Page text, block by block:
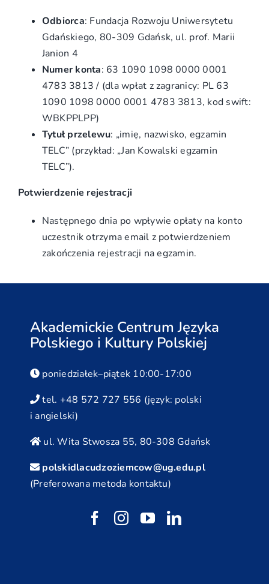
Odbiorca: Fundacja Rozwoju Uniwersytetu
Gdańskiego, 80-309 Gdańsk, ul. prof. Marii
Janion 4
Numer konta: 63 1090 1098 0000 0001
4783 3813 / (dla wpłat z zagranicy: PL 63
1090 1098 0000 0001 4783 3813, kod swift:
WBKPPLPP)
Tytuł przelewu: „imię, nazwisko, egzamin
TELC” (przykład: „Jan Kowalski egzamin
TELC”).
Potwierdzenie rejestracji
Następnego dnia po wpływie opłaty na konto
uczestnik otrzyma email z potwierdzeniem
zakończenia rejestracji na egzamin.
Akademickie Centrum Języka
Polskiego i Kultury Polskiej
poniedziałek–piątek 10:00-17:00
tel. +48 572 727 556 (język: polski
i angielski)
ul. Wita Stwosza 55, 80-308 Gdańsk
polskidlacudzoziemcow@ug.edu.pl
(Preferowana metoda kontaktu)